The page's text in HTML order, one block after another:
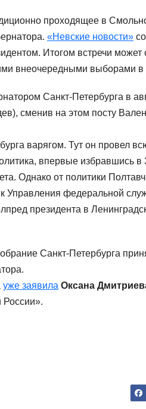
проходящее в
«Невские новости»
Итогом встречи может
внеочередными выборами в
Санкт-Петербурга в
сменив на этом посту
варягом. Тут он провел
впервые избравшись в
Однако от политики
Управления федеральной
президента в
Санкт-Петербурга
уже заявила Оксана
России».